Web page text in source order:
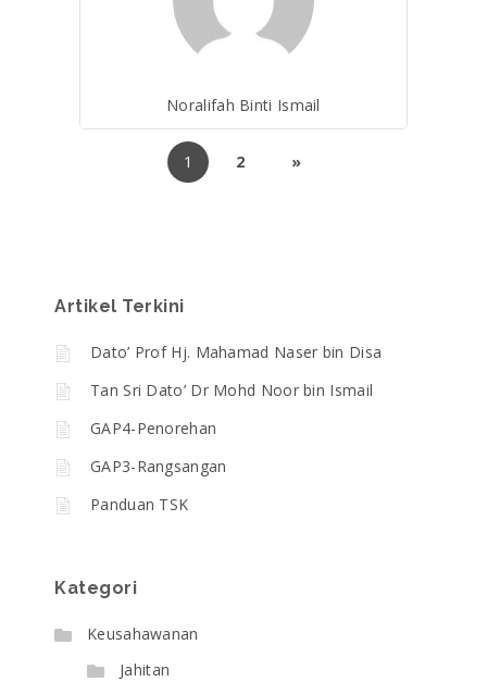
Noralifah Binti Ismail
1 2 »
Artikel Terkini
Dato’ Prof Hj. Mahamad Naser bin Disa
Tan Sri Dato’ Dr Mohd Noor bin Ismail
GAP4-Penorehan
GAP3-Rangsangan
Panduan TSK
Kategori
Keusahawanan
Jahitan